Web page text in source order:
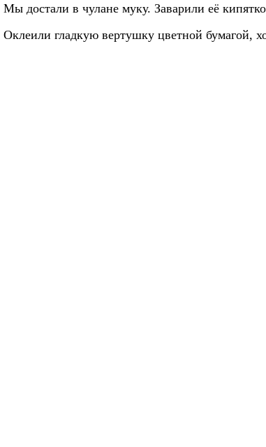
Мы достали в чулане муку. Заварили её
Оклеили гладкую вертушку цветной бумагой,